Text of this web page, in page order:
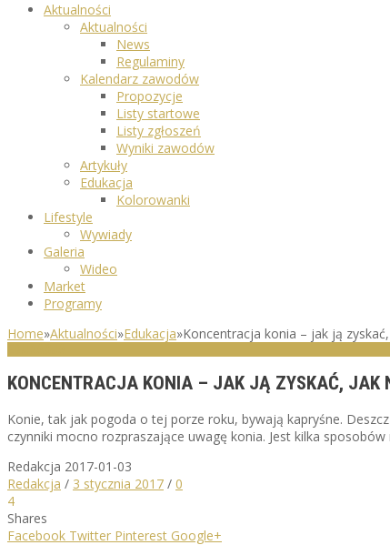
Aktualności
Aktualności
News
Regulaminy
Kalendarz zawodów
Propozycje
Listy startowe
Listy zgłoszeń
Wyniki zawodów
Artykuły
Edukacja
Kolorowanki
Lifestyle
Wywiady
Galeria
Wideo
Market
Programy
Home»Aktualności»Edukacja»Koncentracja konia – jak ją
KONCENTRACJA KONIA – JAK JĄ ZYSKAĆ, JAK
Konie, tak jak pogoda o tej porze roku, bywają kapryśne.
czynniki mocno rozpraszające uwagę konia. Jest kilka
Redakcja 2017-01-03
Redakcja / 3 stycznia 2017 / 0
4
Shares
Facebook Twitter Pinterest Google+